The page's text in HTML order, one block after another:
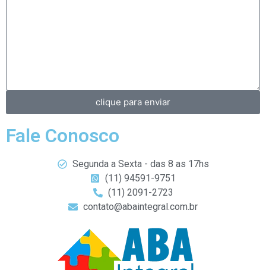
clique para enviar
Fale Conosco
Segunda a Sexta - das 8 as 17hs
(11) 94591-9751
(11) 2091-2723
contato@abaintegral.com.br